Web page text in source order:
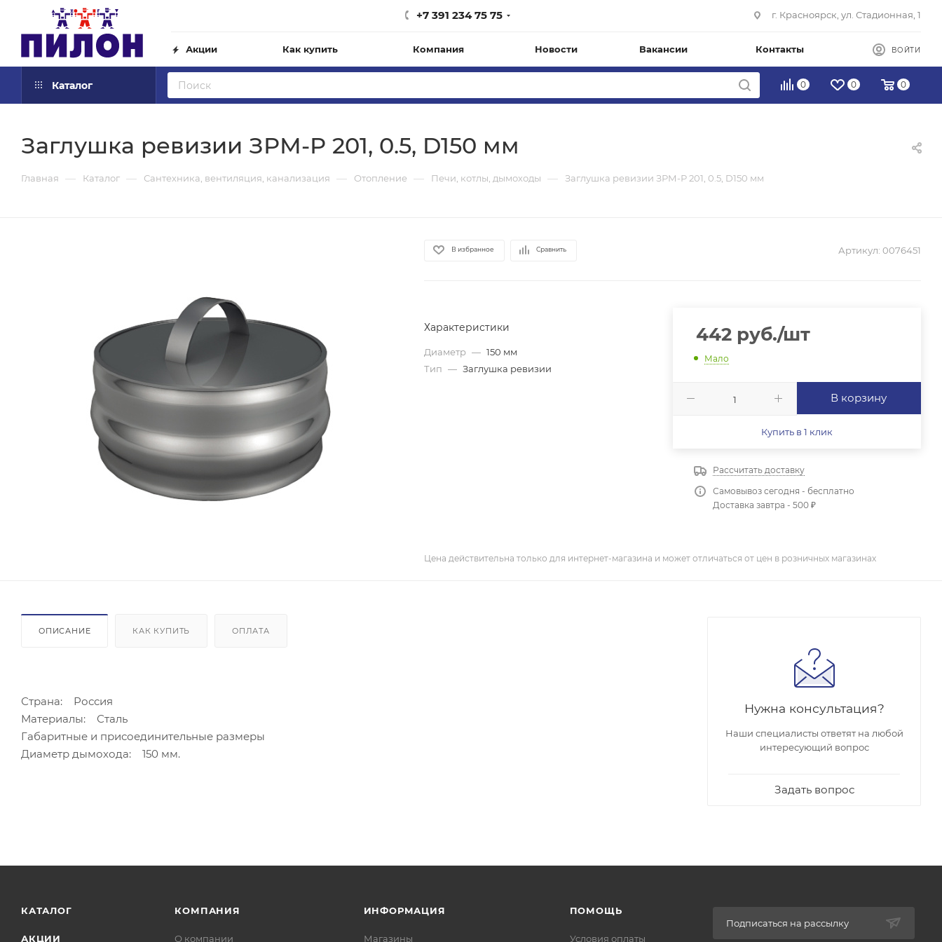
+7 391 234 75 75 г. Красноярск, ул. Стадионная, 1
Акции Как купить Компания Новости Вакансии Контакты ВОЙТИ
Каталог 0 0 0
Заглушка ревизии ЗРМ-Р 201, 0.5, D150 мм
Главная — Каталог — Сантехника, вентиляция, канализация — Отопление — Печи, котлы, дымоходы — Заглушка ревизии ЗРМ-Р 201, 0.5, D150 мм
В избранное Сравнить Артикул: 0076451
Характеристики
Диаметр — 150 мм
Тип — Заглушка ревизии
442руб./шт
Мало
В корзину
Купить в 1 клик
Рассчитать доставку
Самовывоз сегодня - бесплатно
Доставка завтра - 500 ₽
Цена действительна только для интернет-магазина и может отличаться от цен в розничных магазинах
ОПИСАНИЕ КАК КУПИТЬ ОПЛАТА
Страна: Россия
Материалы: Сталь
Габаритные и присоединительные размеры
Диаметр дымохода: 150 мм.
Нужна консультация?
Наши специалисты ответят на любой
интересующий вопрос
Задать вопрос
КАТАЛОГ
АКЦИИ
КОМПАНИЯ
О компании
ИНФОРМАЦИЯ
Магазины
ПОМОЩЬ
Условия оплаты
Подписаться на рассылку